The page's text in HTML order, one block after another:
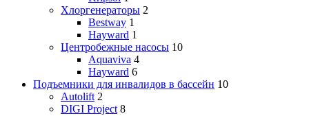
Хлоргенераторы 2
Bestway 1
Hayward 1
Центробежные насосы 10
Aquaviva 4
Hayward 6
Подъемники для инвалидов в бассейн 10
Autolift 2
DIGI Project 8